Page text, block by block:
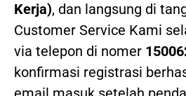
Kerja), dan langsung di
Customer Service Kami
via telepon di nomer
konfirmasi registrasi